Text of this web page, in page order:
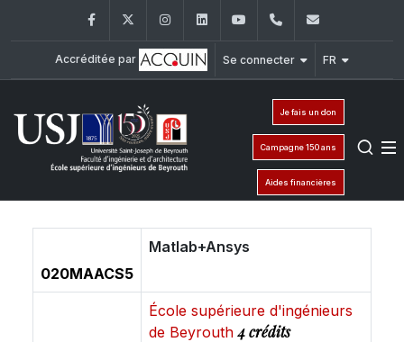
FacebookTwitter InstagramLinkedInYouTube+961 (1) 421 317
Accréditée par Se connecter FR
Je fais un don
Campagne 150 ans
Aides financières
020MAACS5
Matlab+Ansys
École supérieure d'ingénieurs
de Beyrouth4 crédits